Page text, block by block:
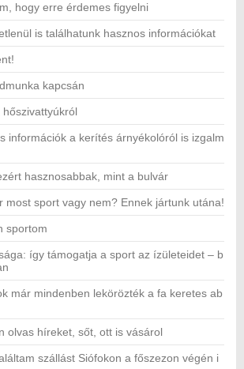
hogy erre érdemes figyelni
is találhatunk hasznos információkat
kapcsán
információk a kerítés árnyékolóról is izgalm
hasznosabbak, mint a bulvár
most sport vagy nem? Ennek jártunk utána!
sportom
így támogatja a sport az ízületeidet – b
már mindenben lekörözték a fa keretes ab
olvas híreket, sőt, ott is vásárol
szállást Siófokon a főszezon végén i